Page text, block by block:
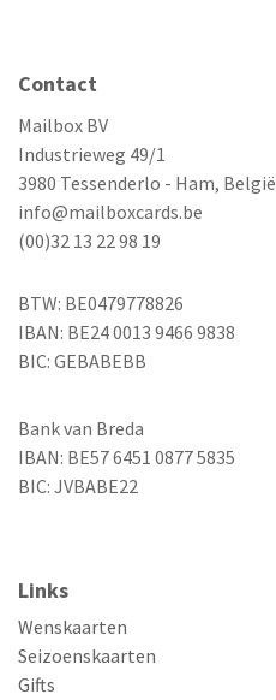
Contact
Mailbox BV
Industrieweg 49/1
3980 Tessenderlo - Ham, België
info@mailboxcards.be
(00)32 13 22 98 19
BTW: BE0479778826
IBAN: BE24 0013 9466 9838
BIC: GEBABEBB
Bank van Breda
IBAN: BE57 6451 0877 5835
BIC: JVBABE22
Links
Wenskaarten
Seizoenskaarten
Gifts